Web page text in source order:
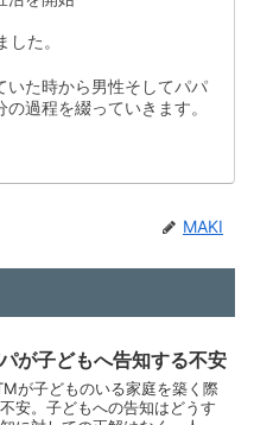
た。
いた時から男性そしてパパ
過程を綴っていきます。
MAKI
が子どもへ告知する不安
が子どものいる家庭を築く際
安。子どもへの告知はどうす